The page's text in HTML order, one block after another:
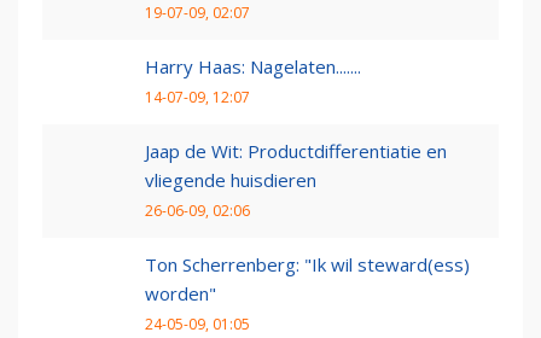
19-07-09, 02:07
Harry Haas: Nagelaten.......
14-07-09, 12:07
Jaap de Wit: Productdifferentiatie en
vliegende huisdieren
26-06-09, 02:06
Ton Scherrenberg: "Ik wil steward(ess)
worden"
24-05-09, 01:05